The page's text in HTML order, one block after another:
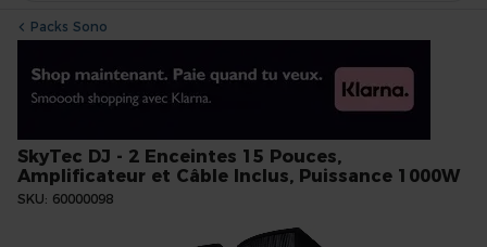
Packs Sono
SkyTec DJ - 2 Enceintes 15 Pouces,
Amplificateur et Câble Inclus, Puissance 1000W
SKU 60000098